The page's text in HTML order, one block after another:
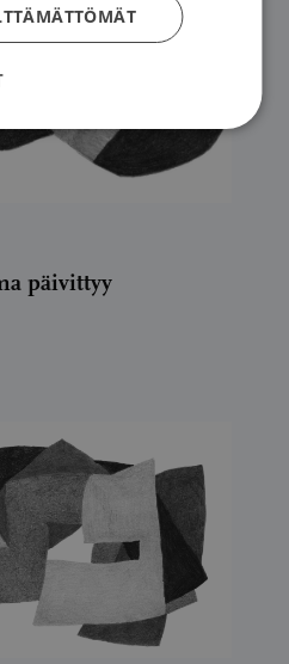
päivittyy